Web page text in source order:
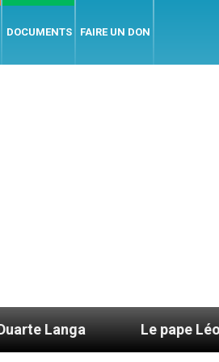
DOCUMENTS FAIRE UN DON
Le pape Léon XIV évoque un